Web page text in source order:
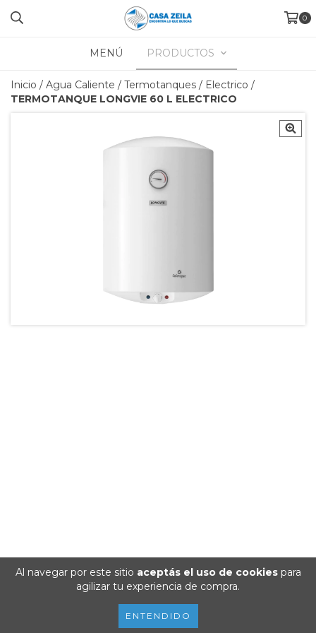
Al navegar por este sitio aceptás el uso de cookiespara
agilizar tu experiencia de compra.
ENTENDIDO
0
MENÚ PRODUCTOS
Inicio / Agua Caliente / Termotanques / Electrico /
TERMOTANQUE LONGVIE 60 L ELECTRICO